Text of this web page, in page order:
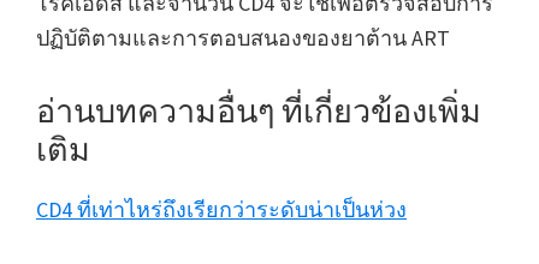
ปฏิบัติตามและการตอบสนองของยาต้าน ART
อ่านบทความอื่นๆ ที่เกี่ยวข้องเพิ่ม
เติม
CD4 ที่เท่าไหร่ถึงเรียกว่าระดับน่าเป็นห่วง